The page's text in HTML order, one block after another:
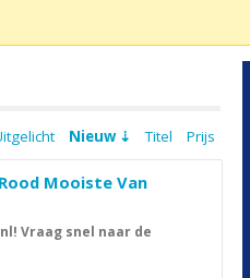
Nieuw Titel Prijs
Mooiste Van
Vraag snel naar de